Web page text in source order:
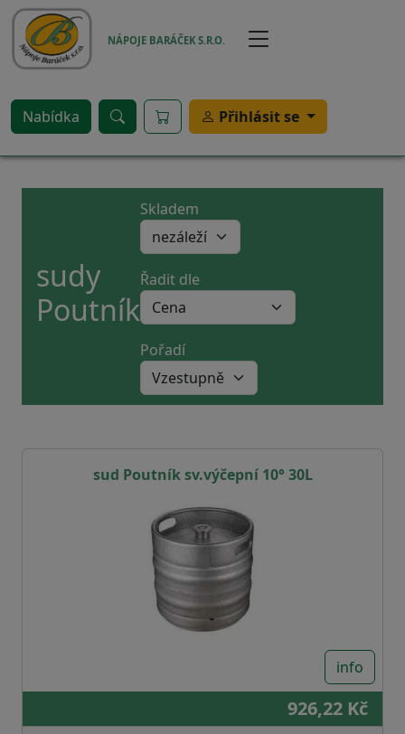
Přejít k hlavnímu obsahu
NÁPOJE BARÁČEK S.R.O.
Nabídka Přihlásit se
sudy
Poutník
Skladem
Řadit dle
Pořadí
sud Poutník sv.výčepní 10° 30L
info
926,22 Kč